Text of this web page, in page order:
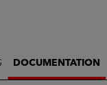
DOCUMENTATION